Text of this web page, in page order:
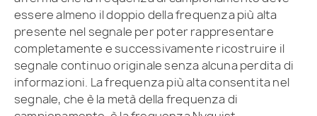
essere almeno il doppio della frequenza più alta
presente nel segnale per poter rappresentare
completamente e successivamente ricostruire il
segnale continuo originale senza alcuna perdita di
informazioni. La frequenza più alta consentita nel
segnale, che è la metà della frequenza di